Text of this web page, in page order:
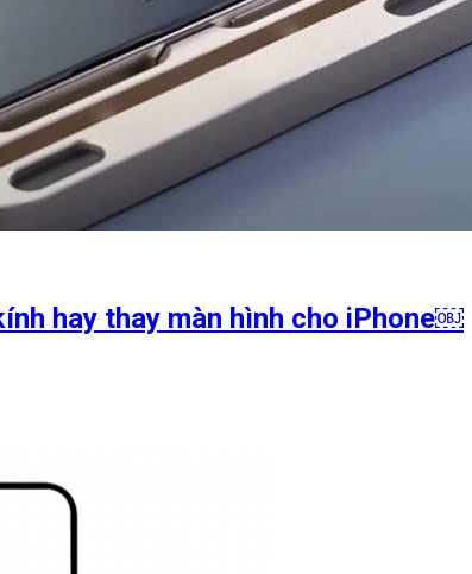
hay thay màn hình cho iPhone￼